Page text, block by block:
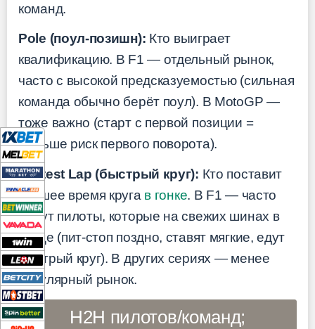
команд.
Pole (поул-позишн): Кто выиграет
квалификацию. В F1 — отдельный рынок,
часто с высокой предсказуемостью (сильная
команда обычно берёт поул). В MotoGP —
тоже важно (старт с первой позиции =
меньше риск первого поворота).
Fastest Lap (быстрый круг): Кто поставит
лучшее время круга в гонке. В F1 — часто
берут пилоты, которые на свежих шинах в
конце (пит-стоп поздно, ставят мягкие, едут
быстрый круг). В других сериях — менее
популярный рынок.
H2H пилотов/команд;